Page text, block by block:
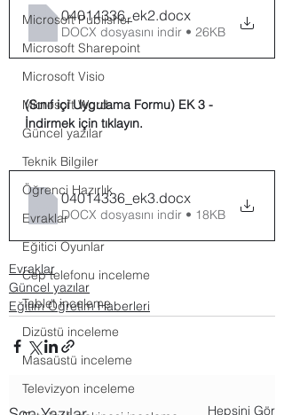
Microsoft Publisher
Microsoft Sharepoint
Microsoft Visio
Microsoft Word
Güncel yazılar
Teknik Bilgiler
Öğrenci Hazırlık
Evraklar
Eğitici Oyunlar
Cep telefonu inceleme
Tablet inceleme
Dizüstü inceleme
Masaüstü inceleme
Televizyon inceleme
04014336_ek2.docx
DOCX dosyasını indir • 26KB
(Sınıf içi Uygulama Formu) EK 3 -
İndirmek için tıklayın.
04014336_ek3.docx
DOCX dosyasını indir • 18KB
Evraklar
Güncel yazılar
Eğitim Öğretim Haberleri
Hepsini Gör